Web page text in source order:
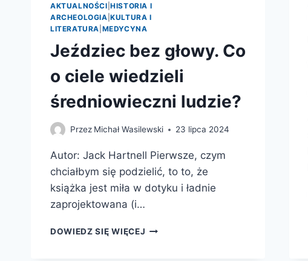
AKTUALNOŚCI |HISTORIA I
ARCHEOLOGIA |KULTURA I
LITERATURA MEDYCYNA
Jeździec bez głowy. Co
o ciele wiedzieli
średniowieczni ludzie?
Przez Michał Wasilewski 23 lipca 2024
Autor: Jack Hartnell Pierwsze, czym
chciałbym się podzielić, to to, że
książka jest miła w dotyku i ładnie
zaprojektowana (i…
DOWIEDZ SIĘ WIĘCEJ JEŹDZIEC